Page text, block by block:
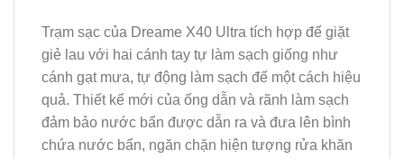
Trạm sạc của Dreame X40 Ultra tích hợp đế giặt
giẻ lau với hai cánh tay tự làm sạch giống như
cánh gạt mưa, tự động làm sạch đế một cách hiệu
quả. Thiết kế mới của ống dẫn và rãnh làm sạch
đảm bảo nước bẩn được dẫn ra và đưa lên bình
chứa nước bẩn, ngăn chặn hiện tượng rửa khăn